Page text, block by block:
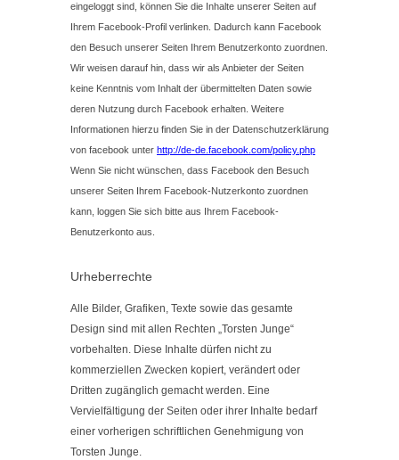
eingeloggt sind, können Sie die Inhalte unserer Seiten auf
Ihrem Facebook-Profil verlinken. Dadurch kann Facebook
den Besuch unserer Seiten Ihrem Benutzerkonto zuordnen.
Wir weisen darauf hin, dass wir als Anbieter der Seiten
keine Kenntnis vom Inhalt der übermittelten Daten sowie
deren Nutzung durch Facebook erhalten. Weitere
Informationen hierzu finden Sie in der Datenschutzerklärung
von facebook unter http://de-de.facebook.com/policy.php
Wenn Sie nicht wünschen, dass Facebook den Besuch
unserer Seiten Ihrem Facebook-Nutzerkonto zuordnen
kann, loggen Sie sich bitte aus Ihrem Facebook-
Benutzerkonto aus.
Urheberrechte
Alle Bilder, Grafiken, Texte sowie das gesamte
Design sind mit allen Rechten „Torsten Junge“
vorbehalten. Diese Inhalte dürfen nicht zu
kommerziellen Zwecken kopiert, verändert oder
Dritten zugänglich gemacht werden. Eine
Vervielfältigung der Seiten oder ihrer Inhalte bedarf
einer vorherigen schriftlichen Genehmigung von
Torsten Junge.